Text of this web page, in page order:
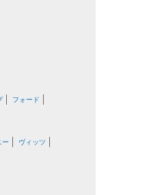
フォード
ー
ヴィッツ